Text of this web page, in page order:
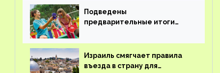
Подведены
предварительные итоги
Израиль смягчает правила
въезда в страну для